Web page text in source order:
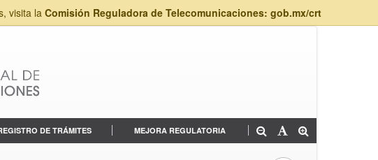
visita la Comisión Reguladora de Telecomunicaciones: gob.mx/crt
DE TRÁMITES MEJORA REGULATORIA